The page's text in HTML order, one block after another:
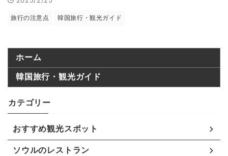
旅行の注意点 韓国旅行・観光ガイド
ホーム
韓国旅行・観光ガイド
カテゴリー
おすすめ観光スポット
ソウルのレストラン